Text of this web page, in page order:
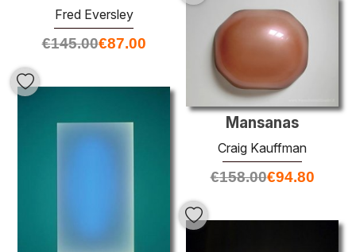
Fred Eversley
€145.00€87.00
Mansanas
Craig Kauffman
€158.00€94.80